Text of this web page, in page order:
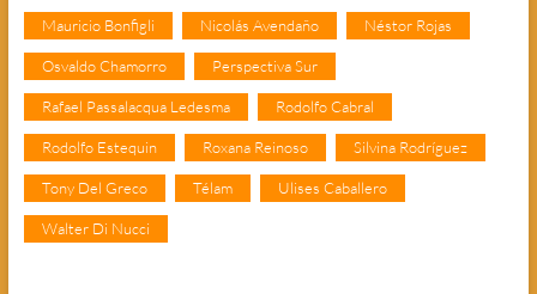
Mauricio Bonfigli Nicolás Avendaño Néstor Rojas
Osvaldo Chamorro Perspectiva Sur
Rafael Passalacqua Ledesma Rodolfo Cabral
Rodolfo Estequin Roxana Reinoso Silvina Rodríguez
Tony Del Greco Télam Ulises Caballero
Walter Di Nucci